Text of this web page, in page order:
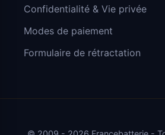
Confidentialité & Vie privée
Modes de paiement
Formulaire de rétractation